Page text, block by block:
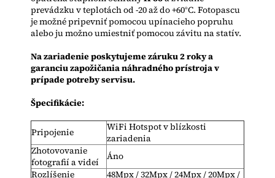
prevádzku v teplotách od -20 až do +60°C. Fotopascu
je možné pripevniť pomocou upínacieho popruhu
alebo ju možno umiestniť pomocou závitu na statív.
Na zariadenie poskytujeme záruku 2 roky a
garanciu zapožičania náhradného prístroja v
prípade potreby servisu.
Špecifikácie:
Pripojenie
WiFi Hotspot v blízkosti
zariadenia
Zhotovovanie
fotografií a videí
Áno
Rozlíšenie
48Mpx / 32Mpx / 24Mpx / 20Mpx /